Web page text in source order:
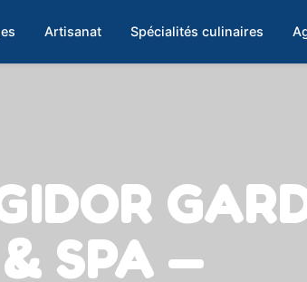
Artisanat Spécialités culinaires
& SPA —